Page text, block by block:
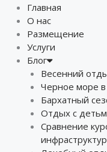
Главная
О нас
Размещение
Услуги
Блог
Весенний
Черное море в
Бархатный
Отдых с
Сравнение